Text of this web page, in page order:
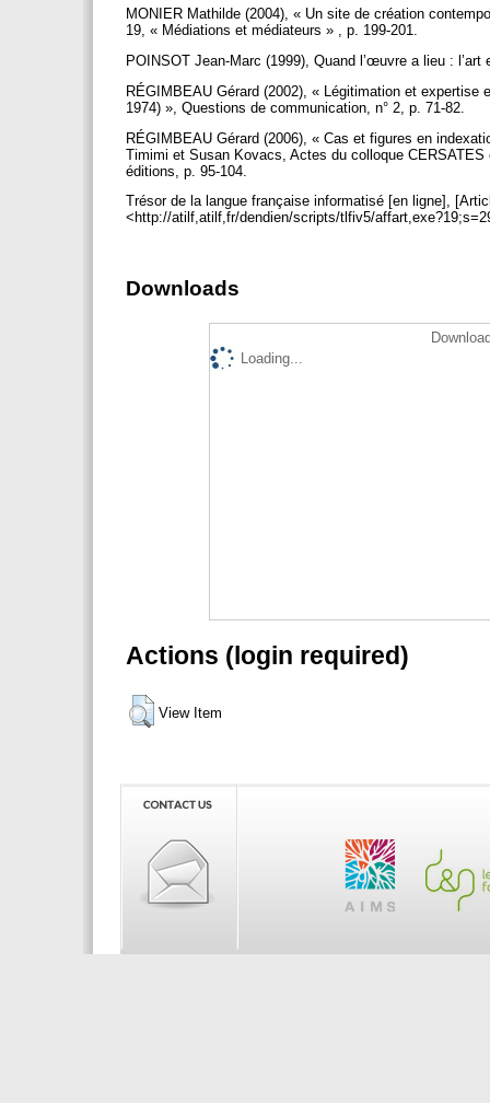
MONIER Mathilde (2004), « Un site de création
19, « Médiations et médiateurs » , p. 199-201.
POINSOT Jean-Marc (1999), Quand l’œuvre a lieu :
RÉGIMBEAU Gérard (2002), « Légitimation et
1974) », Questions de communication, n° 2, p. 71-82.
RÉGIMBEAU Gérard (2006), « Cas et figures en
Timimi et Susan Kovacs, Actes du colloque
éditions, p. 95-104.
Trésor de la langue française informatisé [en ligne],
<http://atilf,atilf,fr/dendien/scripts/tlfiv5/
Downloads
Loading...
Actions (login required)
View Item